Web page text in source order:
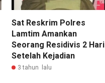
Sat Reskrim Polres
Lamtim Amankan
Seorang Residivis 2 Hari
Setelah Kejadian
3 tahun lalu